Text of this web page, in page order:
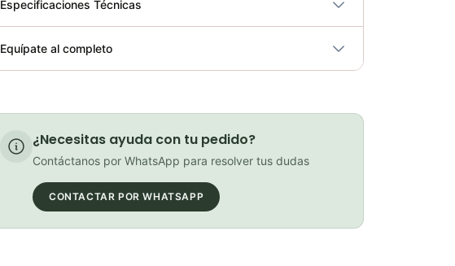
Especificaciones Técnicas
Plegable No
Equípate al completo
Ruedas Shimano Wh-Mt601 29 Tubeless Bicicleta Montaña Mtb 100x142mm
COP 711,000.00
BICICLETA MARIN BOLINAS RIDGE 1 29
Elegir opciones
¿Necesitas ayuda con tu pedido?
Contáctanos por WhatsApp para resolver tus dudas
CONTACTAR POR WHATSAPP